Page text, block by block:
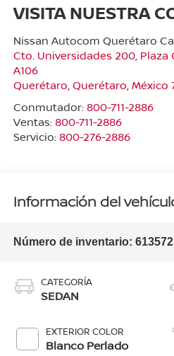
VISITA NUESTRA
Nissan Autocom Querétaro
Cto. Universidades 200, Plaza
A106
Querétaro, Querétaro, México
Conmutador: 800-711-2886
Ventas: 800-711-2886
Servicio: 800-276-2886
Información del
Número de inventario: 613572
CATEGORÍA
SEDAN
EXTERIOR COLOR
Blanco Perlado